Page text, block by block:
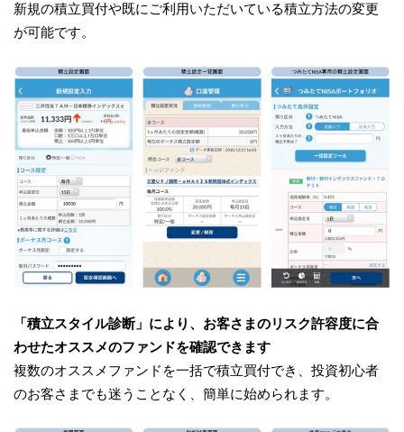
新規の積立買付や既にご利用いただいている積立方法の変更
が可能です。
「積立スタイル診断」により、お客さまのリスク許容度に合
わせたオススメのファンドを確認できます
複数のオススメファンドを一括で積立買付でき、投資初心者
のお客さまでも迷うことなく、簡単に始められます。